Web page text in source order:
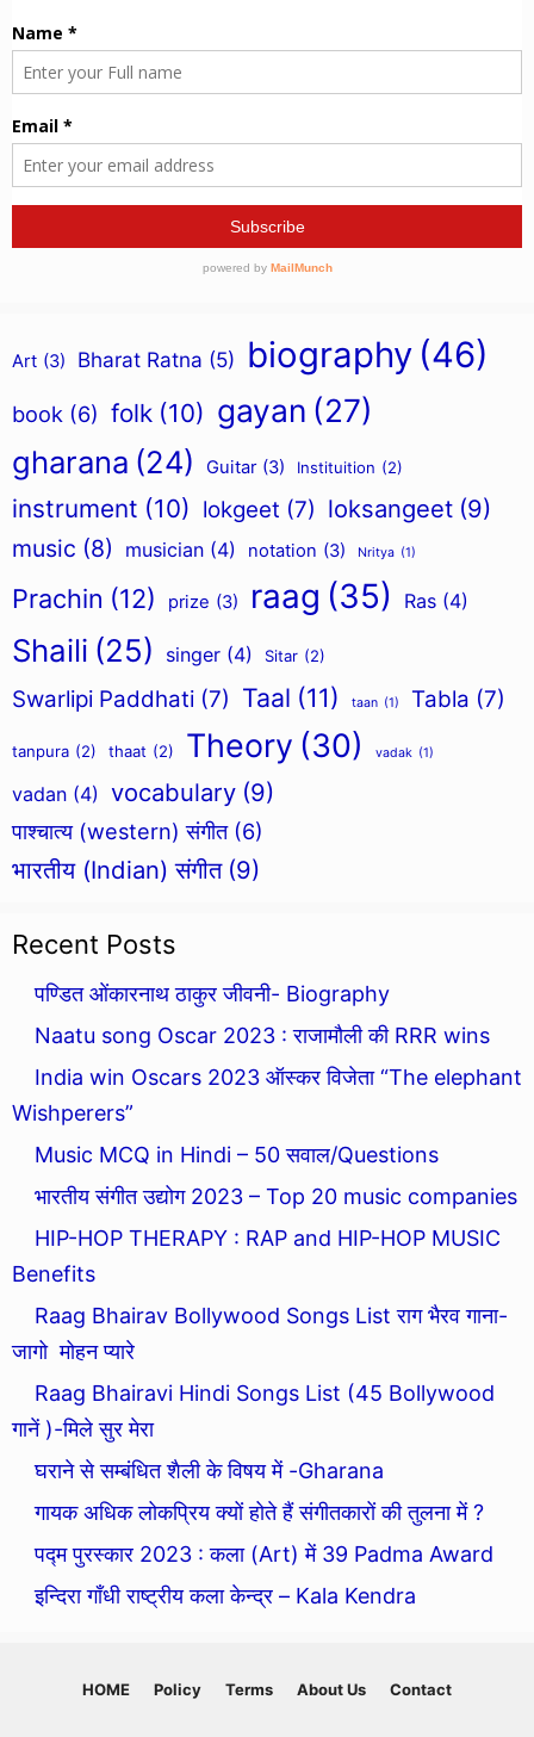
Art (3) Bharat Ratna (5) biography (46)
book (6) folk (10) gayan (27)
gharana (24) Guitar (3) Instituition (2)
instrument (10) lokgeet (7) loksangeet (9)
music (8) musician (4) notation (3) Nritya (1)
Prachin (12) prize (3) raag (35) Ras (4)
Shaili (25) singer (4) Sitar (2)
Swarlipi Paddhati (7) Taal (11) taan (1) Tabla (7)
tanpura (2) thaat (2) Theory (30) vadak (1)
vadan (4) vocabulary (9)
पाश्चात्य (western) संगीत (6)
भारतीय (Indian) संगीत (9)
Recent Posts
पण्डित ओंकारनाथ ठाकुर जीवनी- Biography
Naatu song Oscar 2023 : राजामौली की RRR wins
India win Oscars 2023 ऑस्कर विजेता “The elephant
Wishperers”
Music MCQ in Hindi – 50 सवाल/Questions
भारतीय संगीत उद्योग 2023 – Top 20 music companies
HIP-HOP THERAPY : RAP and HIP-HOP MUSIC
Benefits
Raag Bhairav Bollywood Songs List राग भैरव गाना-
जागो मोहन प्यारे
Raag Bhairavi Hindi Songs List (45 Bollywood
गानें )-मिले सुर मेरा
घराने से सम्बंधित शैली के विषय में -Gharana
गायक अधिक लोकप्रिय क्यों होते हैं संगीतकारों की तुलना में ?
पद्म पुरस्कार 2023 : कला (Art) में 39 Padma Award
इन्दिरा गाँधी राष्ट्रीय कला केन्द्र – Kala Kendra
HOME Policy Terms About Us Contact